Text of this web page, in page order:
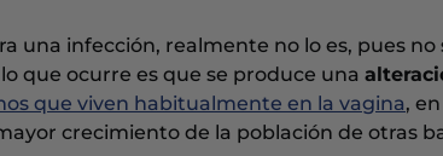
una infección, realmente no lo es, pues no
que ocurre es que se produce una
que viven habitualmente en la vagina,
crecimiento de la población de otras